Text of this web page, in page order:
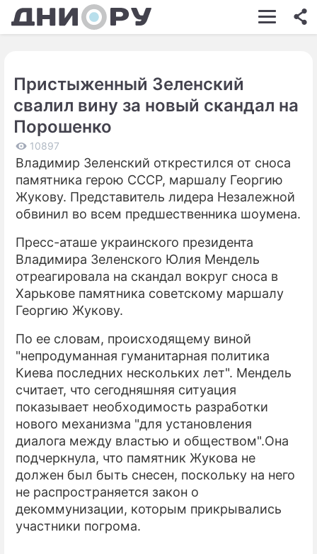
ШОУ-БИЗНЕС
КИНО
НЕДВИЖИМОСТЬ
ЭКОНОМИКА
ПРОИСШЕСТВИЯ
СТИЛЬ ЖИЗНИ
СЕРИАЛЫ
ПРЕСС-РЕЛИЗЫ
О ПРОЕКТЕ
Пристыженный Зеленский
свалил вину за новый скандал на
Порошенко
10897
Владимир Зеленский открестился от сноса
памятника герою СССР, маршалу Георгию
Жукову. Представитель лидера Незалежной
обвинил во всем предшественника шоумена.
Пресс-аташе украинского президента
Владимира Зеленского Юлия Мендель
отреагировала на скандал вокруг сноса в
Харькове памятника советскому маршалу
Георгию Жукову.
По ее словам, происходящему виной
"непродуманная гуманитарная политика
Киева последних нескольких лет". Мендель
считает, что сегодняшняя ситуация
показывает необходимость разработки
нового механизма "для установления
диалога между властью и обществом".Она
подчеркнула, что памятник Жукова не
должен был быть снесен, поскольку на него
не распространяется закон о
декоммунизации, которым прикрывались
участники погрома.